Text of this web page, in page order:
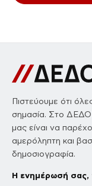
Πιστεύουμε ότι
σημασία. Στο
μας είναι να
αμερόληπτη και
δημοσιογραφία.
Η ενημέρωσή σας,